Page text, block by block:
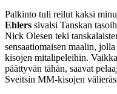
Palkinto tuli reilut kaksi
Ehlers sivalsi Tanskan
Nick Olesen teki
sensaatiomaisen maalin,
kisojen mitalipeleihin.
päättyvän tähän, saavat
Sveitsin MM-kisojen